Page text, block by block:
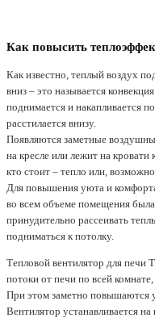
Как повысить
Как известно, теплый воздух
вниз – это называется
поднимается и накапливается
расстилается внизу.
Появляются заметные
на кресле или лежит на
кто стоит – тепло или,
Для повышения уюта и
во всем объеме помещения
принудительно рассеивать
подниматься к потолку.
Тепловой вентилятор для печи
потоки от печи по всей
При этом заметно повышаются
Вентилятор устанавливается